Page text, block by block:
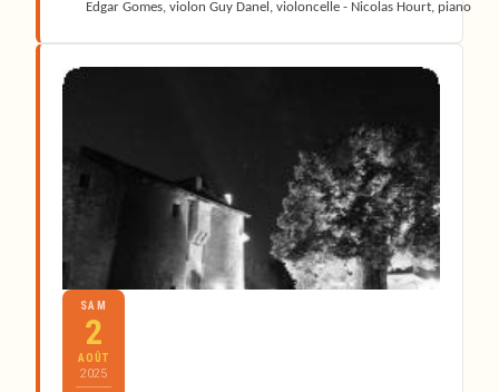
Edgar Gomes, violon Guy Danel, violoncelle - Nicolas Hourt, piano
SAM
2
AOÛT
2025